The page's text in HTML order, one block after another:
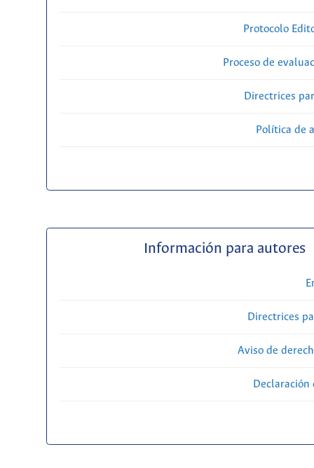
Protocolo
Proceso de
Directrices
Política de
Información para autores
Directrices
Aviso de